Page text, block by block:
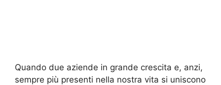
Quando due aziende in grande crescita e, anzi,
sempre più presenti nella nostra vita si uniscono